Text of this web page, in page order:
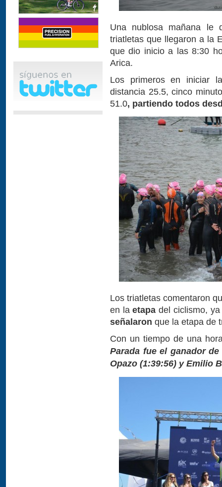
Una nublosa mañana
triatletas que llegaron a la
que dio inicio a las 8:30
Arica.
Los primeros en iniciar
distancia 25.5, cinco
51.0, partiendo todos
Los triatletas comentaron
en laetapa del ciclismo,
señalaron que la etapa de
Con un tiempo de una
Parada fue el ganador
Opazo (1:39:56) y Emilio